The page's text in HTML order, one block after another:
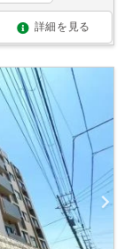
詳細を見る